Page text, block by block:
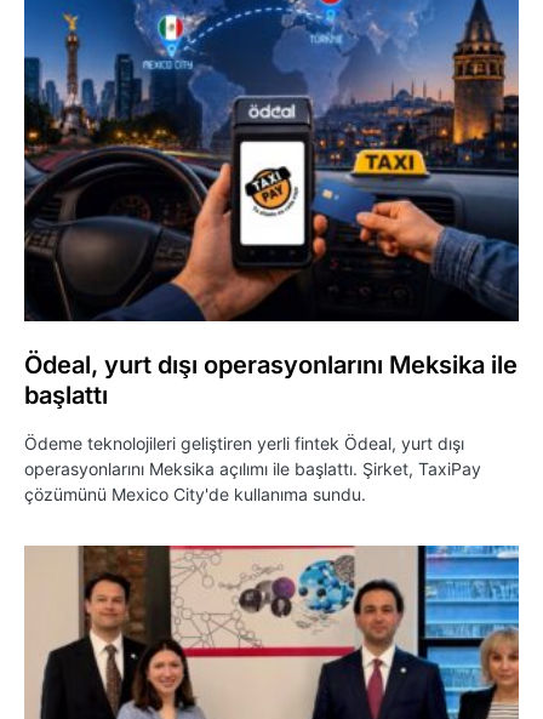
Ödeal, yurt dışı operasyonlarını Meksika ile
başlattı
Ödeme teknolojileri geliştiren yerli fintek Ödeal, yurt dışı
operasyonlarını Meksika açılımı ile başlattı. Şirket, TaxiPay
çözümünü Mexico City'de kullanıma sundu.